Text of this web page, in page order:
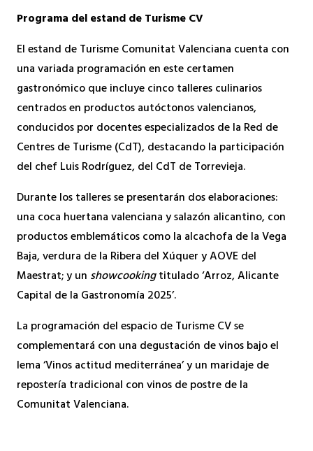
Programa del estand de Turisme CV
El estand de Turisme Comunitat Valenciana cuenta con
una variada programación en este certamen
gastronómico que incluye cinco talleres culinarios
centrados en productos autóctonos valencianos,
conducidos por docentes especializados de la Red de
Centres de Turisme (CdT), destacando la participación
del chef Luis Rodríguez, del CdT de Torrevieja.
Durante los talleres se presentarán dos elaboraciones:
una coca huertana valenciana y salazón alicantino, con
productos emblemáticos como la alcachofa de la Vega
Baja, verdura de la Ribera del Xúquer y AOVE del
Maestrat; y un showcookingtitulado ‘Arroz, Alicante
Capital de la Gastronomía 2025’.
La programación del espacio de Turisme CV se
complementará con una degustación de vinos bajo el
lema ‘Vinos actitud mediterránea’ y un maridaje de
repostería tradicional con vinos de postre de la
Comunitat Valenciana.